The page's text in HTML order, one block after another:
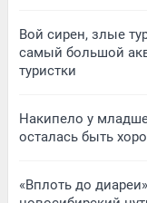
Вой сирен, злые
самый большой
туристки
Накипело у
осталась быть
«Вплоть до